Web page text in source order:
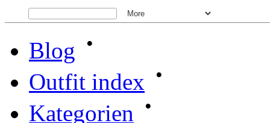
Blog •
Outfit index •
Kategorien •